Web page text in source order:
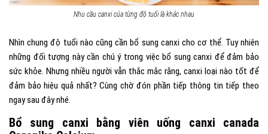
Nhu cầu canxi của từng độ tuổi là khác nhau
Nhìn chung độ tuổi nào cũng cần bổ sung canxi cho cơ thể. Tuy nhiên
những đối tượng này cần chú ý trong việc bổ sung canxi để đảm bảo
sức khỏe. Nhưng nhiều người vẫn thắc mắc rằng, canxi loại nào tốt để
đảm bảo hiệu quả nhất? Cùng chờ đón phần tiếp thông tin tiếp theo
ngay sau đây nhé.
Bổ sung canxi bằng viên uống canxi canada